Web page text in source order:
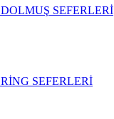
DOLMUŞ SEFERLERİ
RİNG SEFERLERİ